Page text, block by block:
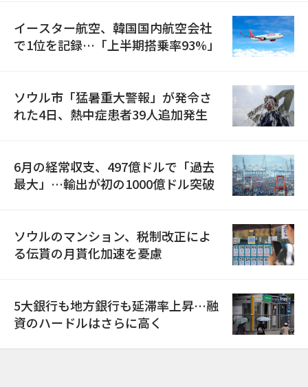
イースター航空、韓国国内航空会社
で1位を記録…「上半期搭乗率93%」
ソウル市「猛暑重大警報」が発令さ
れた4日、熱中症患者39人追加発生
6月の経常収支、497億ドルで「過去
最大」…輸出が初の1000億ドル突破
ソウルのマンション、税制改正によ
る伝貰の月貰化加速を憂慮
5大銀行も地方銀行も延滞率上昇…融
資のハードルはさらに高く